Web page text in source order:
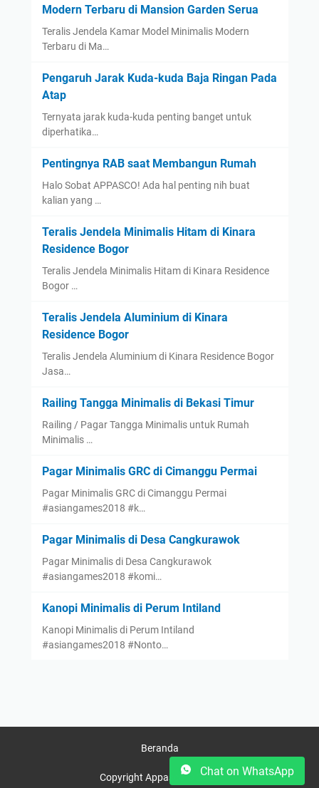
Modern Terbaru di Mansion Garden Serua
Teralis Jendela Kamar Model Minimalis Modern
Terbaru di Ma…
Pengaruh Jarak Kuda-kuda Baja Ringan Pada
Atap
Ternyata jarak kuda-kuda penting banget untuk
diperhatika…
Pentingnya RAB saat Membangun Rumah
Halo Sobat APPASCO! Ada hal penting nih buat
kalian yang …
Teralis Jendela Minimalis Hitam di Kinara
Residence Bogor
Teralis Jendela Minimalis Hitam di Kinara Residence
Bogor …
Teralis Jendela Aluminium di Kinara
Residence Bogor
Teralis Jendela Aluminium di Kinara Residence Bogor
Jasa…
Railing Tangga Minimalis di Bekasi Timur
Railing / Pagar Tangga Minimalis untuk Rumah
Minimalis …
Pagar Minimalis GRC di Cimanggu Permai
Pagar Minimalis GRC di Cimanggu Permai
#asiangames2018 #k…
Pagar Minimalis di Desa Cangkurawok
Pagar Minimalis di Desa Cangkurawok
#asiangames2018 #komi…
Kanopi Minimalis di Perum Intiland
Kanopi Minimalis di Perum Intiland
#asiangames2018 #Nonto…
Chat on WhatsApp
Beranda
Copyright Appasco © 2025